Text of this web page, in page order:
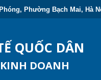
Phường Bạch Mai, Hà
QUỐC DÂN
DOANH
TRUNG TÂM TUYỂN